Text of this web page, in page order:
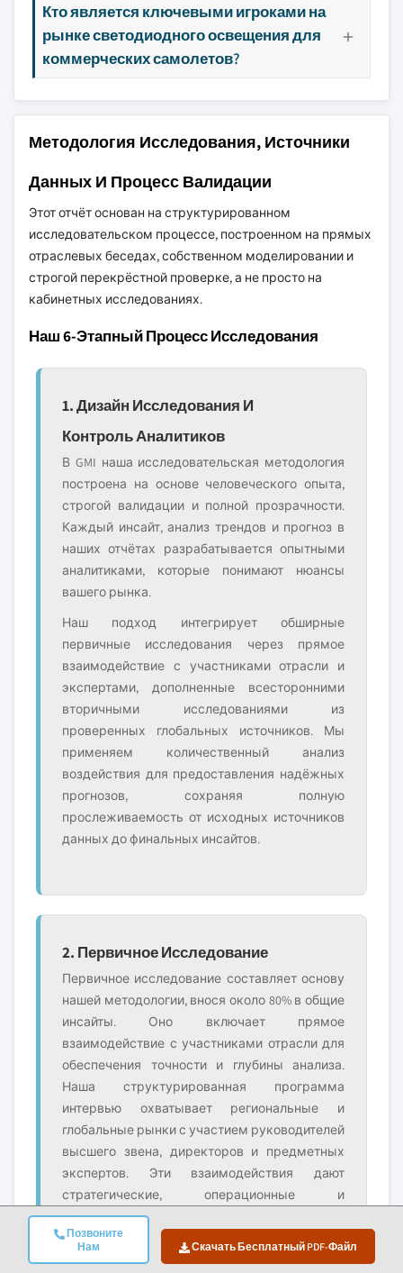
Позвоните
Нам
Скачать Бесплатный PDF-Файл
Кто является ключевыми игроками на
рынке светодиодного освещения для
коммерческих самолетов?
Методология Исследования, Источники
Данных И Процесс Валидации
Этот отчёт основан на структурированном
исследовательском процессе, построенном на прямых
отраслевых беседах, собственном моделировании и
строгой перекрёстной проверке, а не просто на
кабинетных исследованиях.
Наш 6-Этапный Процесс Исследования
1. Дизайн Исследования И
Контроль Аналитиков
В GMI наша исследовательская методология
построена на основе человеческого опыта,
строгой валидации и полной прозрачности.
Каждый инсайт, анализ трендов и прогноз в
наших отчётах разрабатывается опытными
аналитиками, которые понимают нюансы
вашего рынка.
Наш подход интегрирует обширные
первичные исследования через прямое
взаимодействие с участниками отрасли и
экспертами, дополненные всесторонними
вторичными исследованиями из
проверенных глобальных источников. Мы
применяем количественный анализ
воздействия для предоставления надёжных
прогнозов, сохраняя полную
прослеживаемость от исходных источников
данных до финальных инсайтов.
2. Первичное Исследование
Первичное исследование составляет основу
нашей методологии, внося около 80% в общие
инсайты. Оно включает прямое
взаимодействие с участниками отрасли для
обеспечения точности и глубины анализа.
Наша структурированная программа
интервью охватывает региональные и
глобальные рынки с участием руководителей
высшего звена, директоров и предметных
экспертов. Эти взаимодействия дают
стратегические, операционные и
технические перспективы, обеспечивая
всесторонние инсайты и надёжные
рыночные прогнозы.